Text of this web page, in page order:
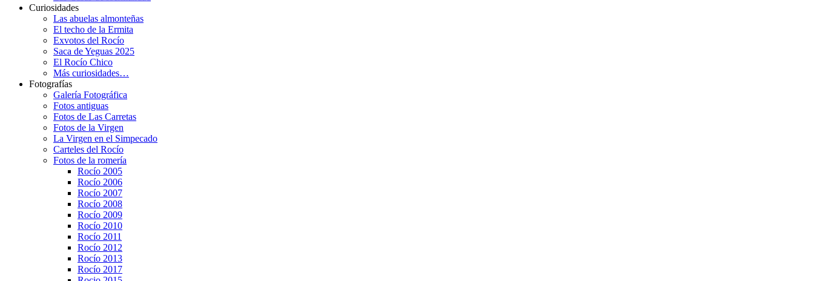
Curiosidades
Las abuelas almonteñas
El techo de la Ermita
Exvotos del Rocío
Saca de Yeguas 2025
El Rocío Chico
Más curiosidades…
Fotografías
Galería Fotográfica
Fotos antiguas
Fotos de Las Carretas
Fotos de la Virgen
La Virgen en el Simpecado
Carteles del Rocío
Fotos de la romería
Rocío 2005
Rocío 2006
Rocío 2007
Rocío 2008
Rocío 2009
Rocío 2010
Rocío 2011
Rocío 2012
Rocío 2013
Rocío 2017